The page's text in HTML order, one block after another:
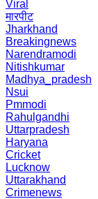
Viral
मारपीट
Jharkhand
Breakingnews
Narendramodi
Nitishkumar
Madhya_pradesh
Nsui
Pmmodi
Rahulgandhi
Uttarpradesh
Haryana
Cricket
Lucknow
Uttarakhand
Crimenews